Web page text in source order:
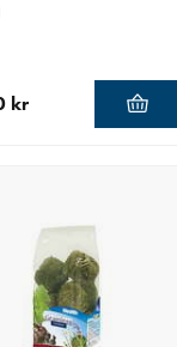
kr